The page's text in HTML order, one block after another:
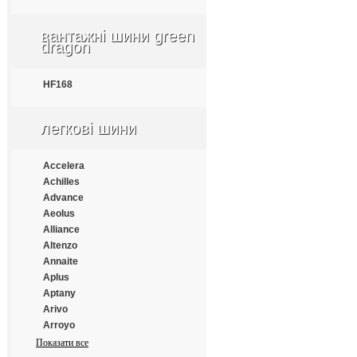
Armforce
Armstrong
Aufine
Barum
Bestrich
BFGoodrich
Blacklion
Bontyre
Boto
Bridgestone
Cachland
Carleo
Changfeng
Comforser
Compasal
Constancy
вантажні шини green
dragon
HF168
легкові шини
Accelera
Achilles
Advance
Aeolus
Alliance
Altenzo
Annaite
Aplus
Aptany
Arivo
Arroyo
Atlander
Показати все